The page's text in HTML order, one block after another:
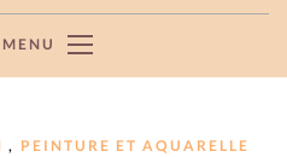
, PEINTURE ET AQUARELLE